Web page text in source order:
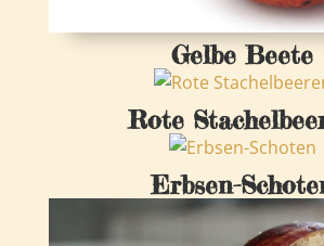
Gelbe Beete
Rote
Erbsen-